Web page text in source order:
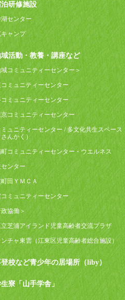
研修施設
センター
ャンプ
活動・教養・講座など
域コミュニティーセンター＞
ミュニティーセンター
ミュニティーセンター
コミュニティーセンター
ュニティーセンター / 多文化共生スペース
んかく）
コミュニティーセンター・ウエルネス
ンター
田ＹＭＣＡ
ミュニティーセンター
協働＞
芝浦アイランド児童高齢者交流プラザ
チャ東雲（江東区児童高齢者総合施設）
校など青少年の居場所（liby）
寮「山手学舎」